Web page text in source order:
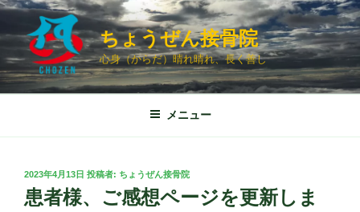
コ
ン
ツ
ちょうぜん接骨院
心身（からだ）晴れ晴れ、長く善し
メニュー
投
稿
日:
2023年4月13日 投稿者: ちょうぜん接骨院
患者様、ご感想ページを更新しま